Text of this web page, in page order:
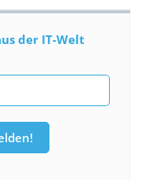
der IT-Welt